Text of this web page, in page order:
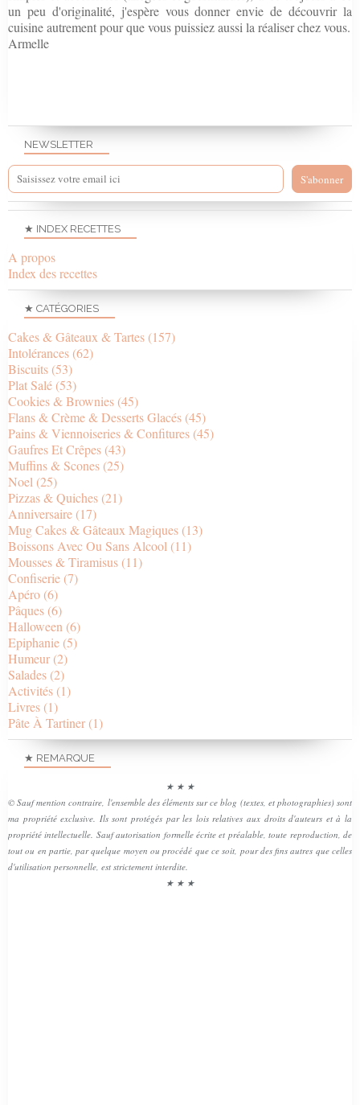
NEWSLETTER
★ INDEX RECETTES
A propos
Index des recettes
★ CATÉGORIES
Cakes & Gâteaux & Tartes (157)
Intolérances (62)
Biscuits (53)
Plat Salé (53)
Cookies & Brownies (45)
Flans & Crème & Desserts Glacés (45)
Pains & Viennoiseries & Confitures (45)
Gaufres Et Crêpes (43)
Muffins & Scones (25)
Noel (25)
Pizzas & Quiches (21)
Anniversaire (17)
Mug Cakes & Gâteaux Magiques (13)
Boissons Avec Ou Sans Alcool (11)
Mousses & Tiramisus (11)
Confiserie (7)
Apéro (6)
Pâques (6)
Halloween (6)
Epiphanie (5)
Humeur (2)
Salades (2)
Activités (1)
Livres (1)
Pâte À Tartiner (1)
un peu d'originalité, j'espère vous donner envie de découvrir la
cuisine autrement pour que vous puissiez aussi la réaliser chez vous.
Armelle
★ REMARQUE
★ ★ ★
© Sauf mention contraire, l'ensemble des éléments sur ce blog (textes, et photographies) sont
ma propriété exclusive. Ils sont protégés par les lois relatives aux droits d'auteurs et à la
propriété intellectuelle. Sauf autorisation formelle écrite et préalable, toute reproduction, de
tout ou en partie, par quelque moyen ou procédé que ce soit, pour des fins autres que celles
d'utilisation personnelle, est strictement interdite.
★ ★ ★